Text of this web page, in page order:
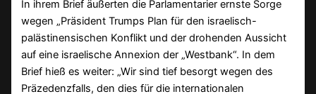
In ihrem Brief äußerten die Parlamentarier ernste Sorge
wegen „Präsident Trumps Plan für den israelisch-
palästinensischen Konflikt und der drohenden Aussicht
auf eine israelische Annexion der „Westbank“. In dem
Brief hieß es weiter: „Wir sind tief besorgt wegen des
Präzedenzfalls, den dies für die internationalen